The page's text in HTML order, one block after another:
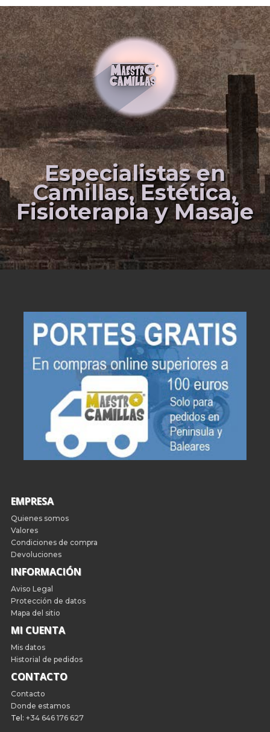
Especialistas en
Camillas, Estética,
Fisioterapia y Masaje
EMPRESA
Quienes somos
Valores
Condiciones de compra
Devoluciones
INFORMACIÓN
Aviso Legal
Protección de datos
Mapa del sitio
MI CUENTA
Mis datos
Historial de pedidos
CONTACTO
Contacto
Donde estamos
Tel: +34 646 176 627